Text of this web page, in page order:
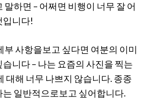
말하면 – 어쩌면 비행이 너무 잘 어
입니다!
부 사항을보고 싶다면 여분의 이미
니다 – 나는 요즘의 사진을 찍는
대해 너무 나쁘지 않습니다. 종종
는 일반적으로보고 싶어합니다.